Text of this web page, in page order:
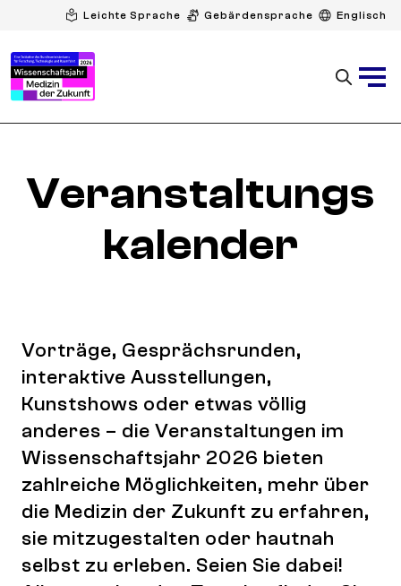
Leichte Sprache Gebärdensprache Englisch
Veranstaltungs
kalender
Vorträge, Gesprächsrunden,
interaktive Ausstellungen,
Kunstshows oder etwas völlig
anderes – die Veranstaltungen im
Wissenschaftsjahr 2026 bieten
zahlreiche Möglichkeiten, mehr über
die Medizin der Zukunft zu erfahren,
sie mitzugestalten oder hautnah
selbst zu erleben. Seien Sie dabei!